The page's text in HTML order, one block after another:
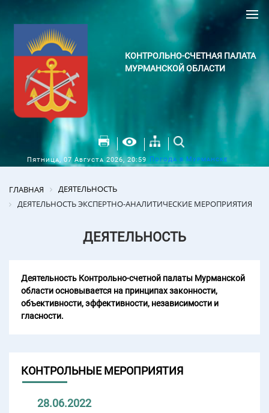
КОНТРОЛЬНО-СЧЕТНАЯ ПАЛАТА
МУРМАНСКОЙ ОБЛАСТИ
Пятница, 07 Августа 2026, 20:59 Погода в Мурманске
ГЛАВНАЯ
ДЕЯТЕЛЬНОСТЬ
ДЕЯТЕЛЬНОСТЬ ЭКСПЕРТНО-АНАЛИТИЧЕСКИЕ МЕРОПРИЯТИЯ
ДЕЯТЕЛЬНОСТЬ
Деятельность Контрольно-счетной палаты Мурманской
области основывается на принципах законности,
объективности, эффективности, независимости и
гласности.
КОНТРОЛЬНЫЕ МЕРОПРИЯТИЯ
28.06.2022